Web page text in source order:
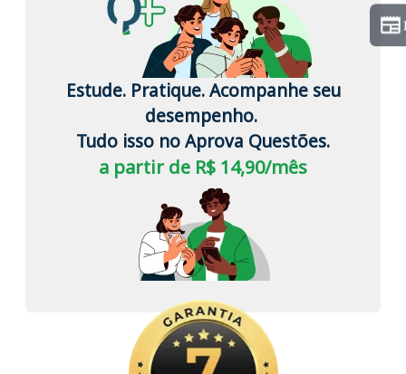
Estude. Pratique. Acompanhe seu
desempenho.
Tudo isso no Aprova Questões.
a partir de R$ 14,90/mês